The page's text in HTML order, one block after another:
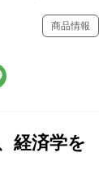
商品情報
経済学を